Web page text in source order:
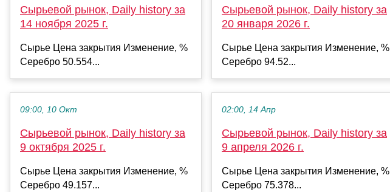
Сырьевой рынок, Daily history за
14 ноября 2025 г.
Сырье Цена закрытия Изменение, %
Серебро 50.554...
09:00, 10 Окт
Сырьевой рынок, Daily history за
9 октября 2025 г.
Сырье Цена закрытия Изменение, %
Серебро 49.157...
Сырьевой рынок, Daily history за
20 января 2026 г.
Сырье Цена закрытия Изменение, %
Серебро 94.52...
02:00, 14 Апр
Сырьевой рынок, Daily history за
9 апреля 2026 г.
Сырье Цена закрытия Изменение, %
Серебро 75.378...